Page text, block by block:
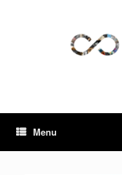
Menu